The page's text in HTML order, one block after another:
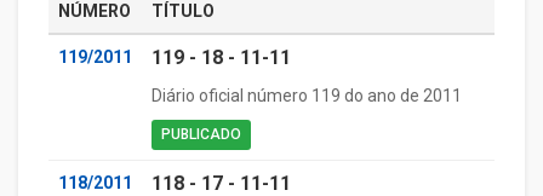
NÚMERO TÍTULO
119/2011 119 - 18 - 11-11
Diário oficial número 119 do ano de 2011
PUBLICADO
118/2011 118 - 17 - 11-11